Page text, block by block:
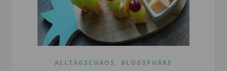
ALLTAGSCHAOS , BLOGSPHÄRE